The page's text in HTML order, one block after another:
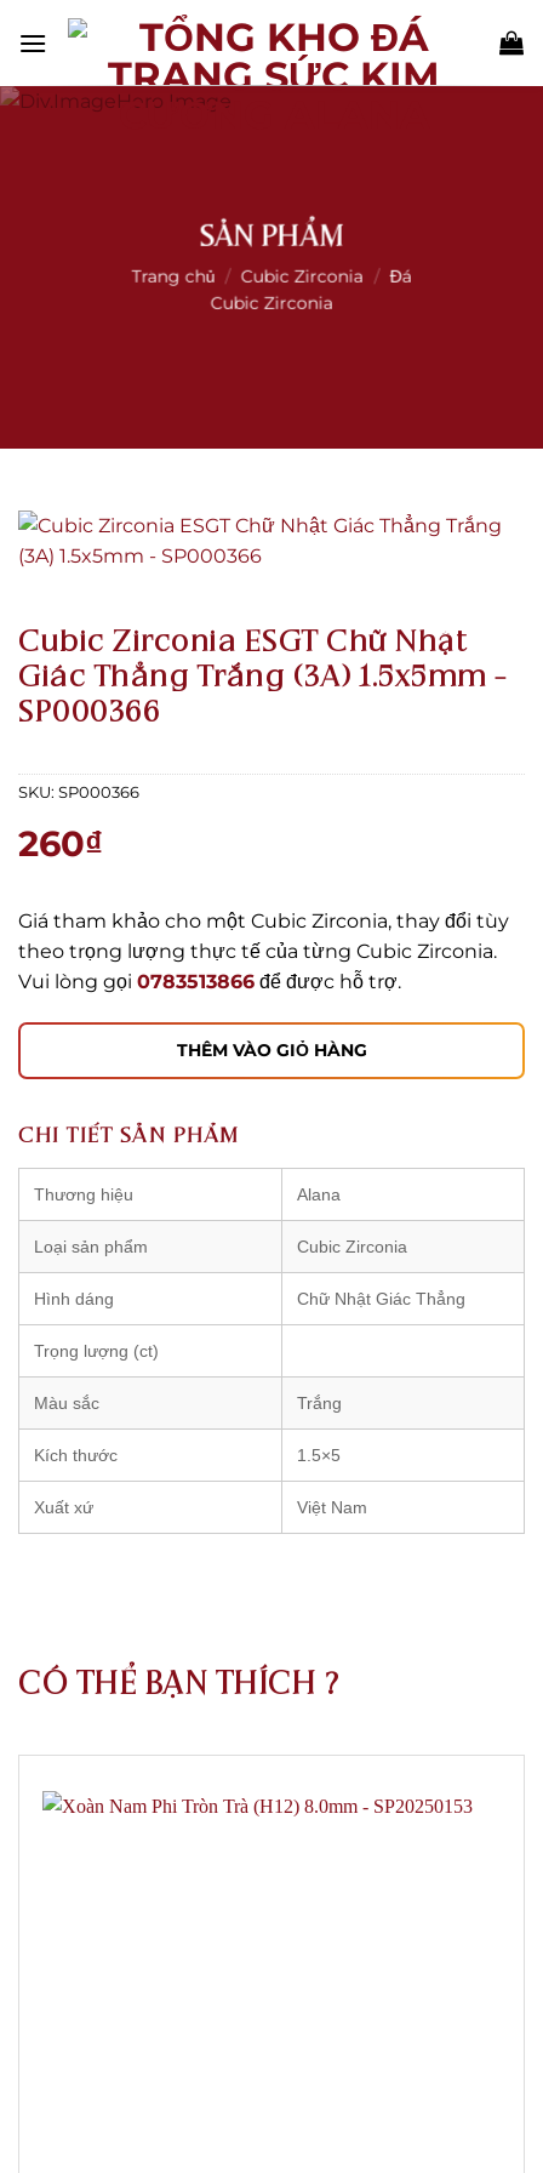
SẢN PHẨM
Trang chủ / Cubic Zirconia / Đá
Cubic Zirconia
Cubic Zirconia ESGT Chữ Nhật
Giác Thẳng Trắng (3A) 1.5x5mm –
SP000366
SKU: SP000366
260₫
Giá tham khảo cho một Cubic Zirconia, thay đổi tùy
theo trọng lượng thực tế của từng Cubic Zirconia.
Vui lòng gọi 0783513866 để được hỗ trợ.
THÊM VÀO GIỎ HÀNG
CHI TIẾT SẢN PHẨM
Thương hiệu Alana
Loại sản phẩm Cubic Zirconia
Hình dáng Chữ Nhật Giác Thẳng
Trọng lượng (ct)
Màu sắc Trắng
Kích thước 1.5×5
Xuất xứ Việt Nam
CÓ THỂ BẠN THÍCH ?